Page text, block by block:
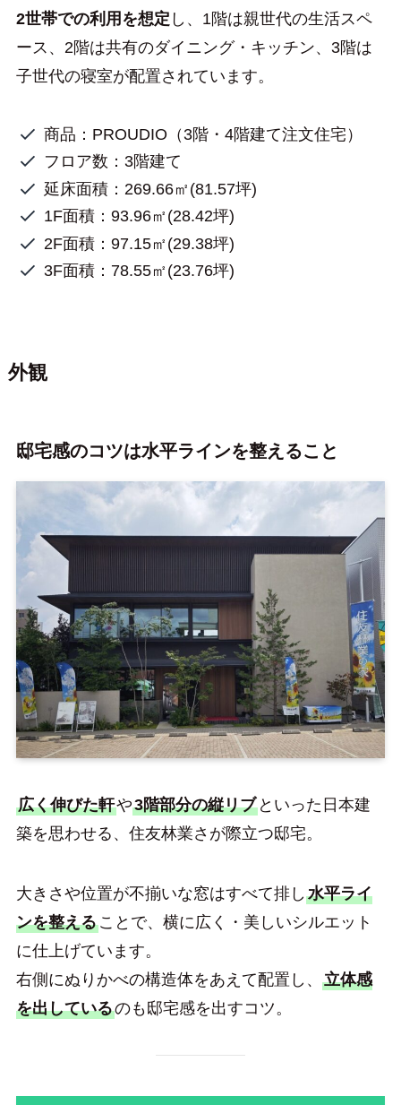
2世帯での利用を想定 し、1階は親世代の生活スペ
ース、2階は共有のダイニング・キッチン、3階は
子世代の寝室が配置されています。
商品：PROUDIO（3階・4階建て注文住宅）
フロア数：3階建て
延床面積：269.66㎡(81.57坪)
1F面積：93.96㎡(28.42坪)
2F面積：97.15㎡(29.38坪)
3F面積：78.55㎡(23.76坪)
外観
邸宅感のコツは水平ラインを整えること
広く伸びた軒や3階部分の縦リブといった日本建
築を思わせる、住友林業さが際立つ邸宅。
大きさや位置が不揃いな窓はすべて排し 水平ライ
ンを整えることで、横に広く・美しいシルエット
に仕上げています。
右側にぬりかべの構造体をあえて配置し、 立体感
を出しているのも邸宅感を出すコツ。